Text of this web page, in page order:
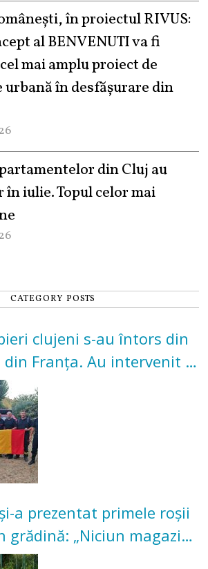
în proiectul RIVUS:
al BENVENUTI va fi
mai amplu proiect de
urbană în desfășurare din
din Cluj au
în iulie. Topul celor mai
CATEGORY POSTS
clujeni s-au întors din
din Franța. Au intervenit la
vegetație și pădure
a prezentat primele roșii
grădină: „Niciun magazin
această satisfacție”